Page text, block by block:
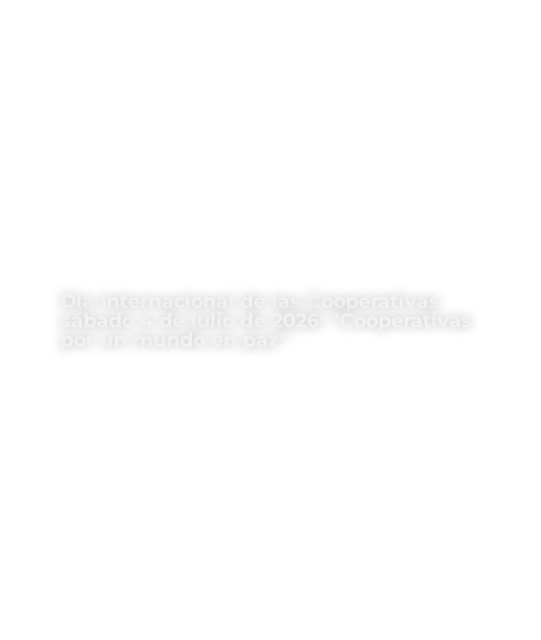
Día Internacional de las Cooperativas